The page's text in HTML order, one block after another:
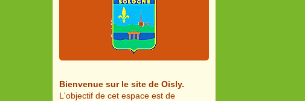
Bienvenue sur le site de Oisly.
L'objectif de cet espace est de